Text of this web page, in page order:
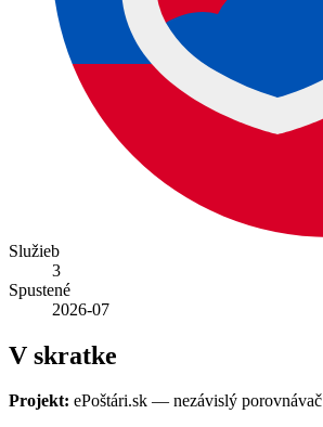
Služieb
3
Spustené
2026-07
V skratke
Projekt: ePoštári.sk — nezávislý porovnávač